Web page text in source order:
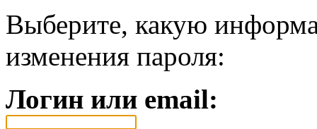
Выберите, какую
изменения пароля:
Логин или email: